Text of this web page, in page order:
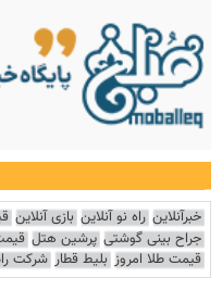
خبرآنلاین راه نو آنلاین بازی آنلاین
جراح بینی گوشتی پرشین هتل
قیمت طلا امروز بلیط قطار شرکت